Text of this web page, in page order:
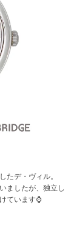
たデ・ヴィル。
ましたが、独立し
ています⌚